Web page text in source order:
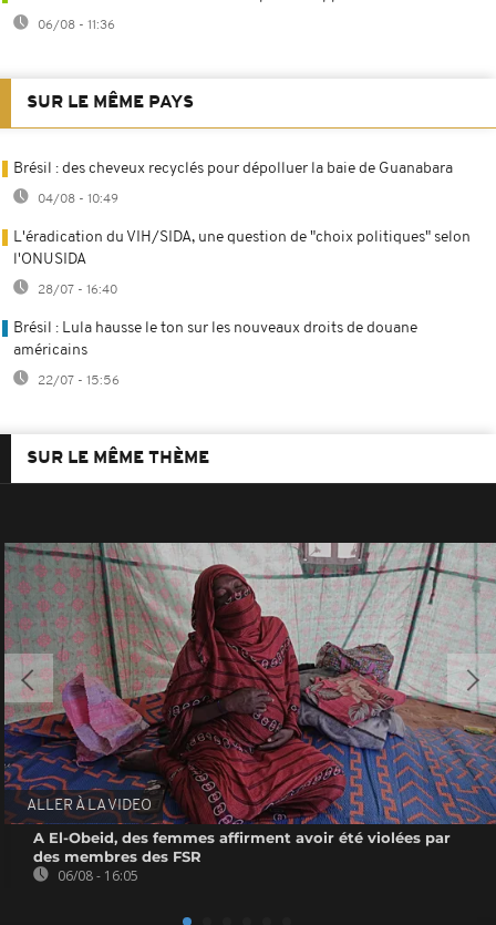
06/08 - 11:36
SUR LE MÊME PAYS
Brésil : des cheveux recyclés pour dépolluer la baie de Guanabara
04/08 - 10:49
L'éradication du VIH/SIDA, une question de "choix politiques" selon
l'ONUSIDA
28/07 - 16:40
Brésil : Lula hausse le ton sur les nouveaux droits de douane
américains
22/07 - 15:56
SUR LE MÊME THÈME
ALLER À LA VIDEO
A El-Obeid, des femmes affirment avoir été violées par
des membres des FSR
06/08 - 16:05